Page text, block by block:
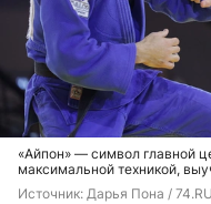
«Айпон» — символ главной
максимальной техникой,
Источник: Дарья Пона / 74.RU